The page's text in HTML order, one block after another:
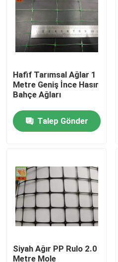
Hakkımızda
Kişiler
Ürünler
Hafif Tarımsal Ağlar 1
Metre Geniş İnce Hasır
Bahçe Ağları
Talep Gönder
Siyah Ağır PP Rulo 2.0
Metre Mole